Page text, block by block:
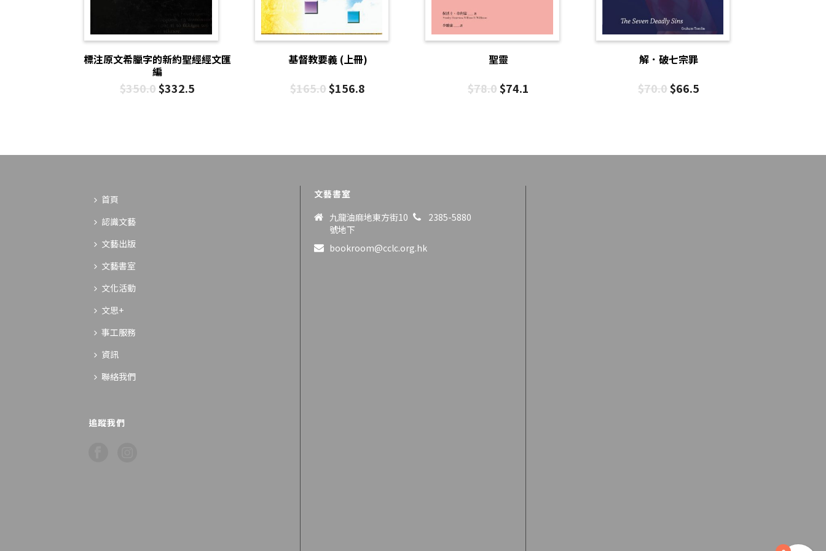
標注原文希臘字的新約聖經經文匯
編
$350.0$332.5
基督教要義 (上冊)
$165.0$156.8
聖靈
$78.0$74.1
解．破七宗罪
$70.0$66.5
首頁
認識文藝
文藝出版
文藝書室
文化活動
文思+
事工服務
資訊
聯絡我們
追蹤我們
文藝書室
九龍油麻地東方街10
號地下
2385-5880
bookroom@cclc.org.hk